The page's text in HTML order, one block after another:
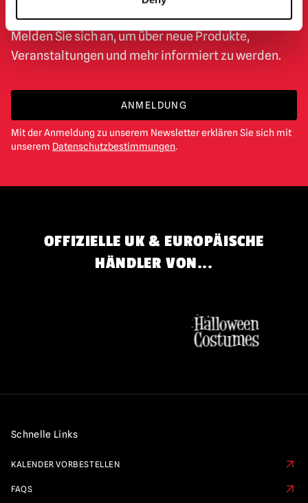
NEWSLETTER
Melden Sie sich an, um über neue Produkte,
Veranstaltungen und mehr informiert zu werden.
ANMELDUNG
Mit der Anmeldung zu unserem Newsletter erklären Sie sich mit
unserem Datenschutzbestimmungen.
OFFIZIELLE UK & EUROPÄISCHE
HÄNDLER VON...
Schnelle Links
KALENDER VORBESTELLEN
FAQS